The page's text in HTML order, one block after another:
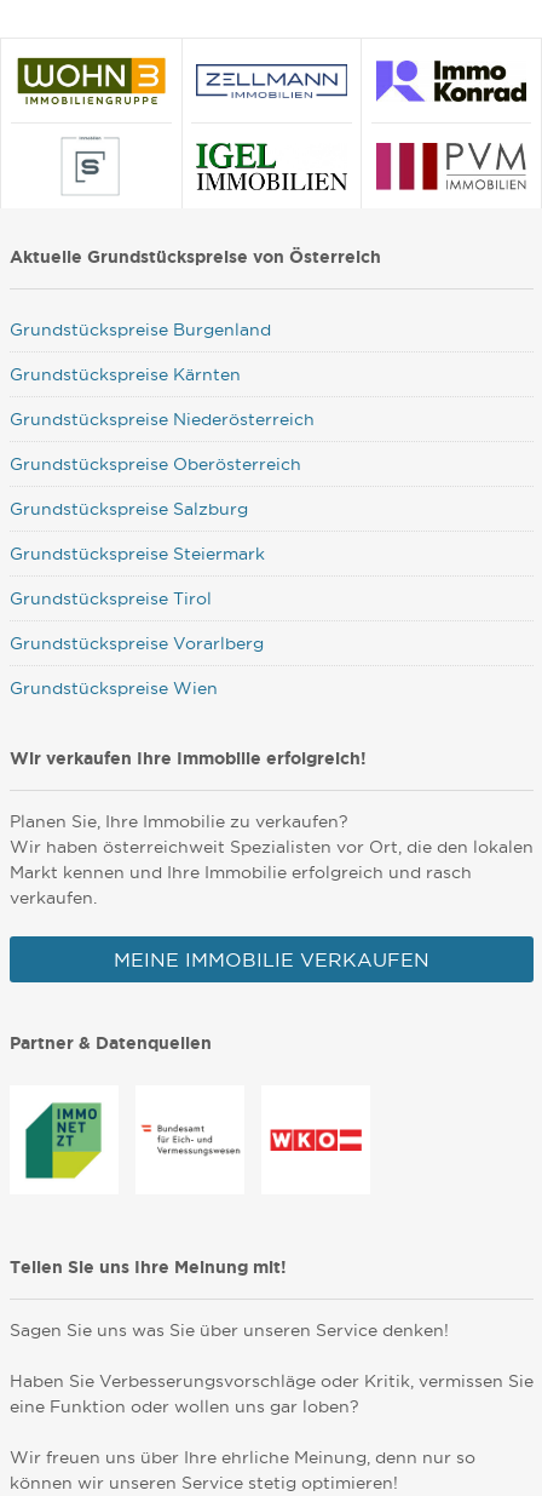
Aktuelle Grundstückspreise von Österreich
Grundstückspreise Burgenland
Grundstückspreise Kärnten
Grundstückspreise Niederösterreich
Grundstückspreise Oberösterreich
Grundstückspreise Salzburg
Grundstückspreise Steiermark
Grundstückspreise Tirol
Grundstückspreise Vorarlberg
Grundstückspreise Wien
Wir verkaufen Ihre Immobilie erfolgreich!
Planen Sie, Ihre Immobilie zu verkaufen?
Wir haben österreichweit Spezialisten vor Ort, die den lokalen
Markt kennen und Ihre Immobilie erfolgreich und rasch
verkaufen.
MEINE IMMOBILIE VERKAUFEN
Partner & Datenquellen
Teilen Sie uns Ihre Meinung mit!
Sagen Sie uns was Sie über unseren Service denken!
Haben Sie Verbesserungsvorschläge oder Kritik, vermissen Sie
eine Funktion oder wollen uns gar loben?
Wir freuen uns über Ihre ehrliche Meinung, denn nur so
können wir unseren Service stetig optimieren!